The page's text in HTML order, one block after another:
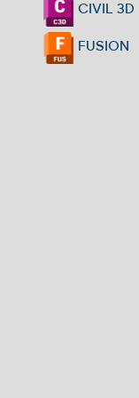
CIVIL 3D
FUSION